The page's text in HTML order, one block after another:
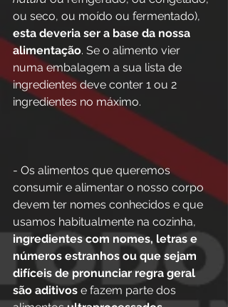
ou seco, ou moído ou fermentado),
esta deveria ser a base da nossa
alimentação. Se o alimento vier
numa embalagem a sua lista de
ingredientes deve conter 1 ou 2
ingredientes no máximo.
- Os alimentos que queremos
consumir e alimentar o nosso corpo
devem ter nomes conhecidos e que
usamos habitualmente na cozinha,
ingredientes com nomes, letras e
números estranhos ou que sejam
difíceis de pronunciar regra geral
são aditivos e fazem parte dos